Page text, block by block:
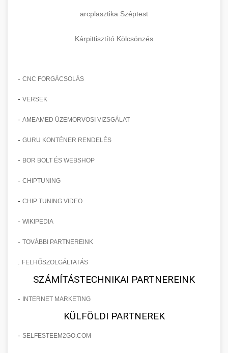
arcplasztika Széptest
Kárpittisztító Kölcsönzés
- CNC FORGÁCSOLÁS
- VERSEK
- AMEAMED ÜZEMORVOSI VIZSGÁLAT
- GURU KONTÉNER RENDELÉS
- BOR BOLT ÉS WEBSHOP
- CHIPTUNING
- CHIP TUNING VIDEO
- WIKIPEDIA
- TOVÁBBI PARTNEREINK
FELHŐSZOLGÁLTATÁS
SZÁMÍTÁSTECHNIKAI PARTNEREINK
- INTERNET MARKETING
KÜLFÖLDI PARTNEREK
- SELFESTEEM2GO.COM